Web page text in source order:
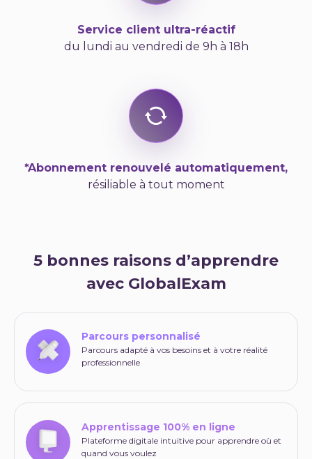
Service client ultra-réactif
du lundi au vendredi de 9h à 18h
*Abonnement renouvelé automatiquement,
résiliable à tout moment
5 bonnes raisons d’apprendre
avec GlobalExam
Parcours personnalisé
Parcours adapté à vos besoins et à votre réalité
professionnelle
Apprentissage 100% en ligne
Plateforme digitale intuitive pour apprendre où et
quand vous voulez